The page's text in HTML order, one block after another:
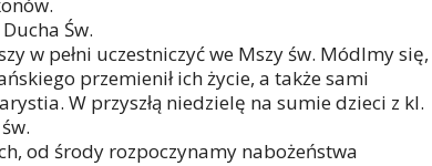
Św.
w pełni uczestniczyć we Mszy św. Módlmy się,
przemienił ich życie, a także sami
W przyszłą niedzielę na sumie dzieci z kl.
od środy rozpoczynamy nabożeństwa